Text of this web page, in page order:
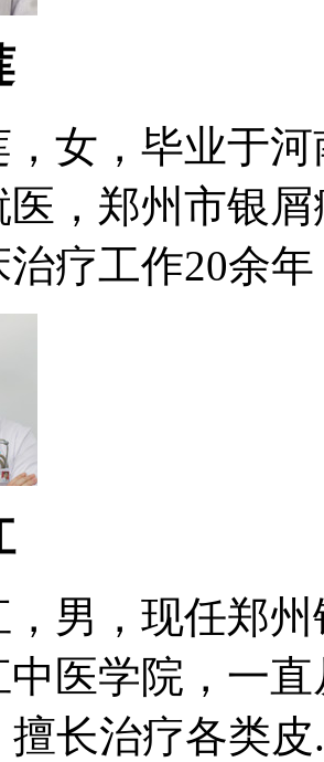
，女，毕业于
医，郑州市银
疗工作20余
，男，现任郑
中医学院，一
擅长治疗各类皮